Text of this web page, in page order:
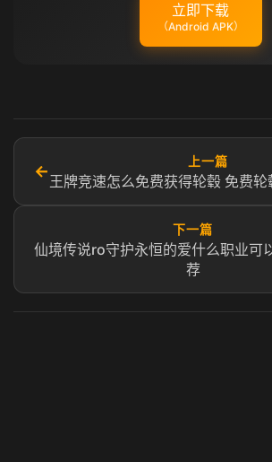
立即下载
（Android APK）
←
上一篇
王牌竞速怎么免费获得轮毂 免费
下一篇
仙境传说ro守护永恒的爱什么职业可
荐